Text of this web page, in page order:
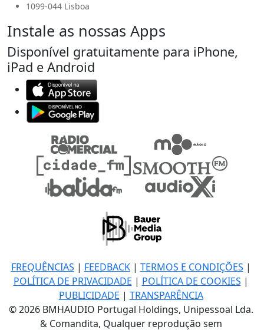
1099-044 Lisboa
Instale as nossas Apps
Disponível gratuitamente para iPhone,
iPad e Android
FREQUÊNCIAS | FEEDBACK| TERMOS E CONDIÇÕES |
POLÍTICA DE PRIVACIDADE | POLÍTICA DE COOKIES |
PUBLICIDADE | TRANSPARÊNCIA
© 2026 BMHAUDIO Portugal Holdings, Unipessoal Lda.
& Comandita, Qualquer reprodução sem